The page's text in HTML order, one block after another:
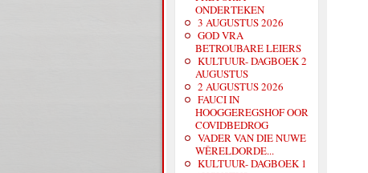
ONDERTEKEN
3 AUGUSTUS 2026
GOD VRA
BETROUBARE LEIERS
KULTUUR- DAGBOEK 2
AUGUSTUS
2 AUGUSTUS 2026
FAUCI IN
HOOGGEREGSHOF OOR
COVIDBEDROG
VADER VAN DIE NUWE
WÊRELDORDE...
KULTUUR- DAGBOEK 1